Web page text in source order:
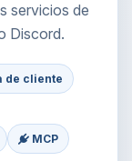
servicios de
Discord.
de cliente
MCP